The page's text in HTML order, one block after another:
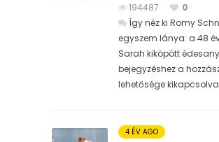
194487
0
Így néz ki Romy
egyszem lánya: a 48
Sarah kiköpött
bejegyzéshez a
lehetősége kikapcsolva
4 ÉV AGO